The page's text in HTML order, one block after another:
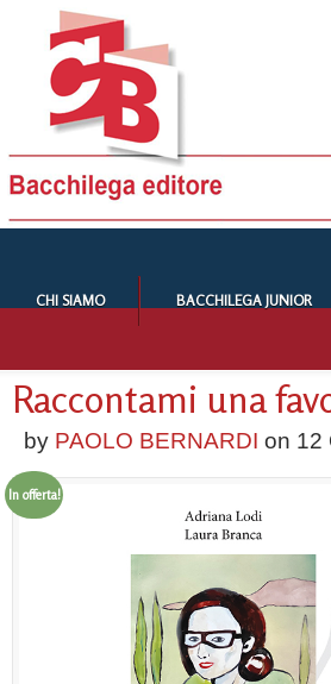
CHI SIAMO BACCHILEGA JUNIOR
Raccontami una
by PAOLO BERNARDI on 12
In offerta!